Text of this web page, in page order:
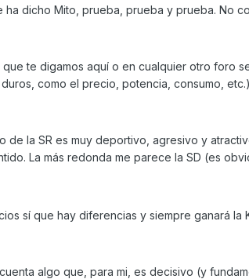
ha dicho Mito, prueba, prueba y prueba. No
te digamos aquí o en cualquier otro foro
como el precio, potencia, consumo,
de la SR es muy deportivo, agresivo y
La más redonda me parece la SD (es
sí que hay diferencias y siempre ganará la
algo que, para mi, es decisivo (y